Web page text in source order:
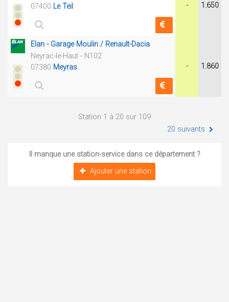
07400 Le Teil - 1.650
Elan - Garage Moulin / Renault-Dacia
Neyrac-le-Haut - N102
07380 Meyras - 1.860
Station 1 à 20 sur 109
20 suivants
Il manque une station-service dans ce département ?
Ajouter une station